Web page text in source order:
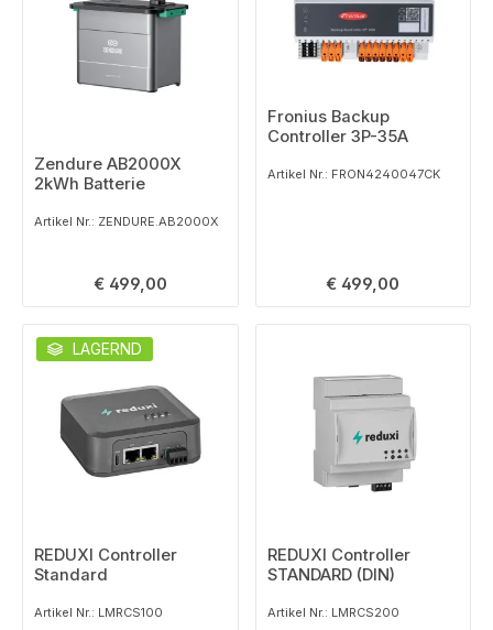
Zendure AB2000X
2kWh Batterie
Artikel Nr.: ZENDURE.AB2000X
Regulärer Preis:
€ 499,00
Fronius Backup
Controller 3P-35A
Artikel Nr.: FRON4240047CK
Regulärer Preis:
€ 499,00
LAGERND
REDUXI Controller
Standard
Artikel Nr.: LMRCS100
REDUXI Controller
STANDARD (DIN)
Artikel Nr.: LMRCS200